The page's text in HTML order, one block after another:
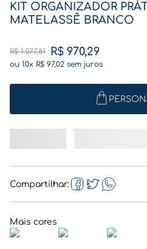
1º gestante
3º pasta
folha
KIT ORGANIZADOR
MATELASSÊ BRANCO
R$ 1.077,81 R$ 970,29
ou 10x R$ 97,02 sem juros
Compartilhar